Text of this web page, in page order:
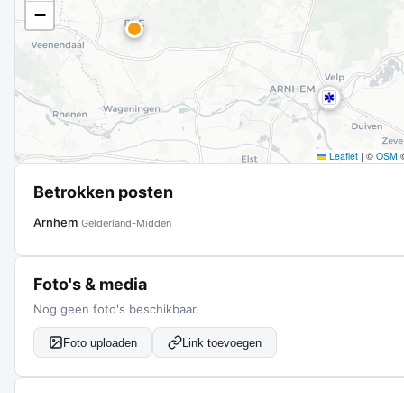
−
Leaflet | © OSM
Betrokken posten
Arnhem Gelderland-Midden
Foto's & media
Nog geen foto's beschikbaar.
Foto uploaden Link toevoegen